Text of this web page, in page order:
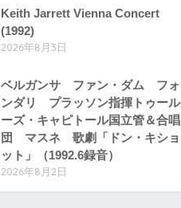
Keith Jarrett Vienna Concert
(1992)
2026年8月3日
ベルガンサ ファン・ダム フォ
ンダリ プラッソン指揮トゥール
ーズ・キャピトール国立管＆合唱
団 マスネ 歌劇「ドン・キショ
ット」（1992.6録音）
2026年8月2日